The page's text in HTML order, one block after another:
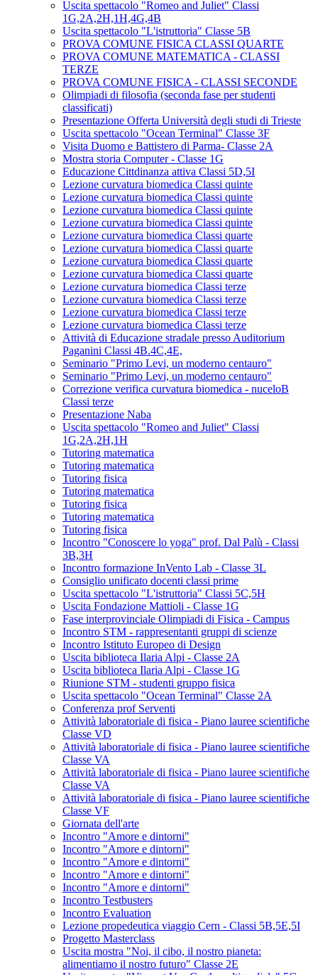
Uscita spettacolo "Romeo and Juliet" Classi
1G,2A,2H,1H,4G,4B
Uscita spettacolo "L'istruttoria" Classe 5B
PROVA COMUNE FISICA CLASSI QUARTE
PROVA COMUNE MATEMATICA - CLASSI
TERZE
PROVA COMUNE FISICA - CLASSI SECONDE
Olimpiadi di filosofia (seconda fase per studenti
classificati)
Presentazione Offerta Università degli studi di Trieste
Uscita spettacolo "Ocean Terminal" Classe 3F
Visita Duomo e Battistero di Parma- Classe 2A
Mostra storia Computer - Classe 1G
Educazione Cittdinanza attiva Classi 5D,5I
Lezione curvatura biomedica Classi quinte
Lezione curvatura biomedica Classi quinte
Lezione curvatura biomedica Classi quinte
Lezione curvatura biomedica Classi quinte
Lezione curvatura biomedica Classi quarte
Lezione curvatura biomedica Classi quarte
Lezione curvatura biomedica Classi quarte
Lezione curvatura biomedica Classi quarte
Lezione curvatura biomedica Classi terze
Lezione curvatura biomedica Classi terze
Lezione curvatura biomedica Classi terze
Lezione curvatura biomedica Classi terze
Attività di Educazione stradale presso Auditorium
Paganini Classi 4B.4C,4E,
Seminario "Primo Levi, un moderno centauro"
Seminario "Primo Levi, un moderno centauro"
Correzione verifica curvatura biomedica - nuceloB
Classi terze
Presentazione Naba
Uscita spettacolo "Romeo and Juliet" Classi
1G,2A,2H,1H
Tutoring matematica
Tutoring matematica
Tutoring fisica
Tutoring matematica
Tutoring fisica
Tutoring matematica
Tutoring fisica
Incontro "Conoscere lo yoga" prof. Dal Palù - Classi
3B,3H
Incontro formazione InVento Lab - Classe 3L
Consiglio unificato docenti classi prime
Uscita spettacolo "L'istruttoria" Classi 5C,5H
Uscita Fondazione Mattioli - Classe 1G
Fase interprovinciale Olimpiadi di Fisica - Campus
Incontro STM - rappresentanti gruppi di scienze
Incontro Istituto Europeo di Design
Uscita biblioteca Ilaria Alpi - Classe 2A
Uscita biblioteca Ilaria Alpi - Classe 1G
Riunione STM - studenti gruppo fisica
Uscita spettacolo "Ocean Terminal" Classe 2A
Conferenza prof Serventi
Attività laboratoriale di fisica - Piano lauree scientifiche
Classe VD
Attività laboratoriale di fisica - Piano lauree scientifiche
Classe VA
Attività laboratoriale di fisica - Piano lauree scientifiche
Classe VA
Attività laboratoriale di fisica - Piano lauree scientifiche
Classe VF
Giornata dell'arte
Incontro "Amore e dintorni"
Incontro "Amore e dintorni"
Incontro "Amore e dintorni"
Incontro "Amore e dintorni"
Incontro "Amore e dintorni"
Incontro Testbusters
Incontro Evaluation
Lezione propedeutica viaggio Cern - Classi 5B,5E,5I
Progetto Masterclass
Uscita mostra "Noi, il cibo, il nostro pianeta:
alimentiamo il nostro futuro" Classe 2E